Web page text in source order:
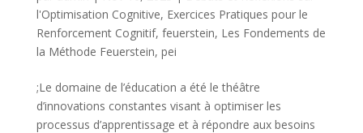
l'Optimisation Cognitive, Exercices Pratiques pour le
Renforcement Cognitif, feuerstein, Les Fondements de
la Méthode Feuerstein, pei
;Le domaine de l’éducation a été le théâtre
d’innovations constantes visant à optimiser les
processus d’apprentissage et à répondre aux besoins